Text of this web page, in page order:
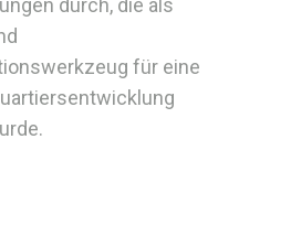
durch, die als
für eine